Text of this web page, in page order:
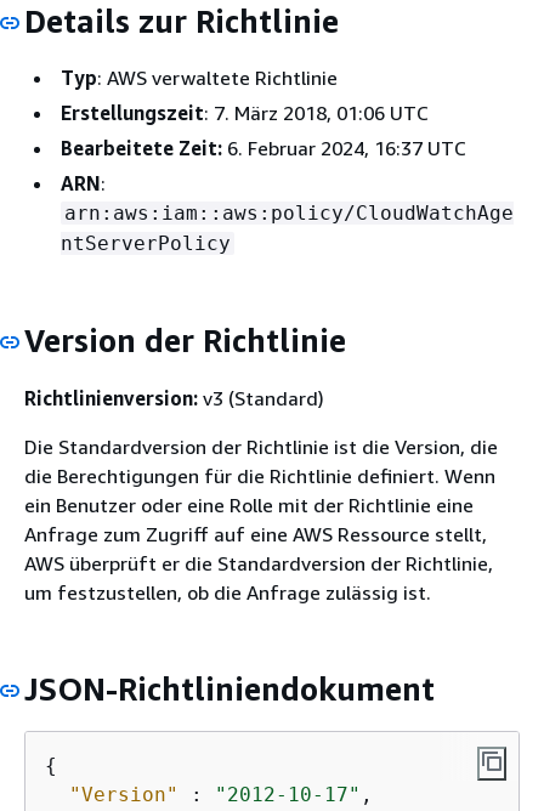
Details zur Richtlinie
Typ: AWS verwaltete Richtlinie
Erstellungszeit: 7. März 2018, 01:06 UTC
Bearbeitete Zeit: 6. Februar 2024, 16:37 UTC
ARN:
arn:aws:iam::aws:policy/CloudWatchAge
ntServerPolicy
Version der Richtlinie
Richtlinienversion: v3 (Standard)
Die Standardversion der Richtlinie ist die Version, die
die Berechtigungen für die Richtlinie definiert. Wenn
ein Benutzer oder eine Rolle mit der Richtlinie eine
Anfrage zum Zugriff auf eine AWS Ressource stellt,
AWS überprüft er die Standardversion der Richtlinie,
um festzustellen, ob die Anfrage zulässig ist.
JSON-Richtliniendokument
{
"Version"
: "2012-10-17" ,